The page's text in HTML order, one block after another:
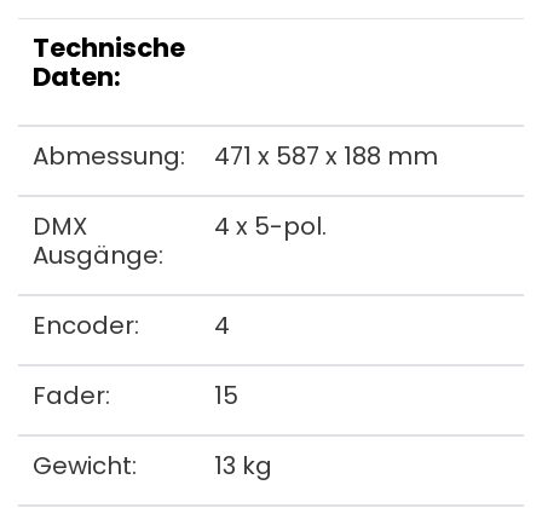
Technische
Daten:
Abmessung: 471 x 587 x 188 mm
DMX
Ausgänge:
4 x 5-pol.
Encoder: 4
Fader: 15
Gewicht: 13 kg